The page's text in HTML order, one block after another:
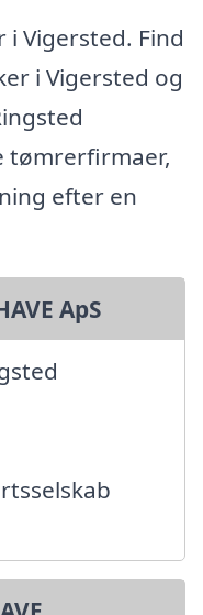
Vigersted. Find
i Vigersted og
tømrerfirmaer,
efter en
ApS